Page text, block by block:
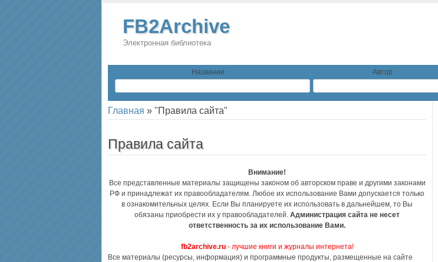
FB2Archive
Электронная библиотека
Название Автор
Главная » "Правила сайта"
Правила сайта
Внимание!
Все представленные материалы защищены законом об авторском праве и другими законами
РФ и принадлежат их правообладателям. Любое их использование Вами допускается только
в ознакомительных целях. Если Вы планируете их использовать в дальнейшем, то Вы
обязаны приобрести их у правообладателей. Администрация сайта не несет
ответственность за их использование Вами.
fb2archive.ru- лучшие книги и журналы интернета!
Все материалы (ресурсы, информация) и программные продукты, размещенные на сайте